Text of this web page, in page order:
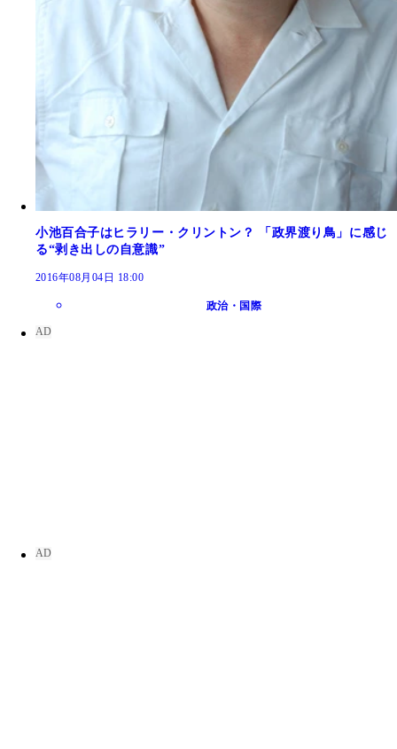
小池百合子はヒラリー・クリントン？ 「政界渡り鳥」に感じ
る“剥き出しの自意識”
2016年08月04日 18:00
政治・国際